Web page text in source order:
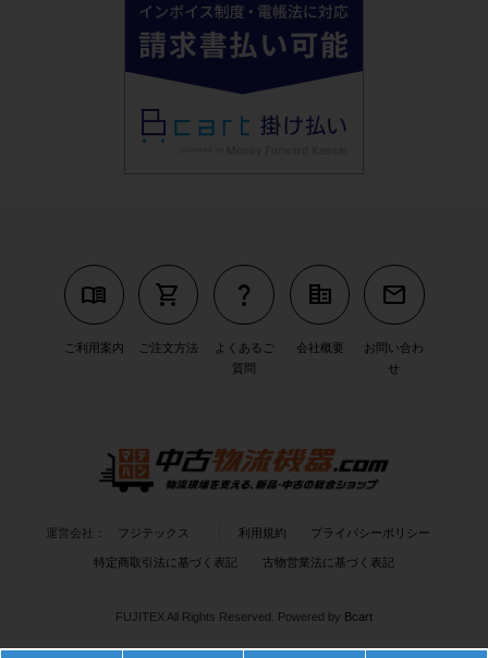
menu_book
ご利用案内
shopping_cart
ご注文方法
question_mark
よくあるご
質問
corporate_fare
会社概要
mail
お問い合わ
せ
運営会社： フジテックス 利用規約 プライバシーポリシー
特定商取引法に基づく表記 古物営業法に基づく表記
FUJITEX All Rights Reserved. Powered by Bcart